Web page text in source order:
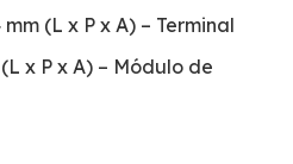
(L x P x A) – Terminal
x P x A) – Módulo de